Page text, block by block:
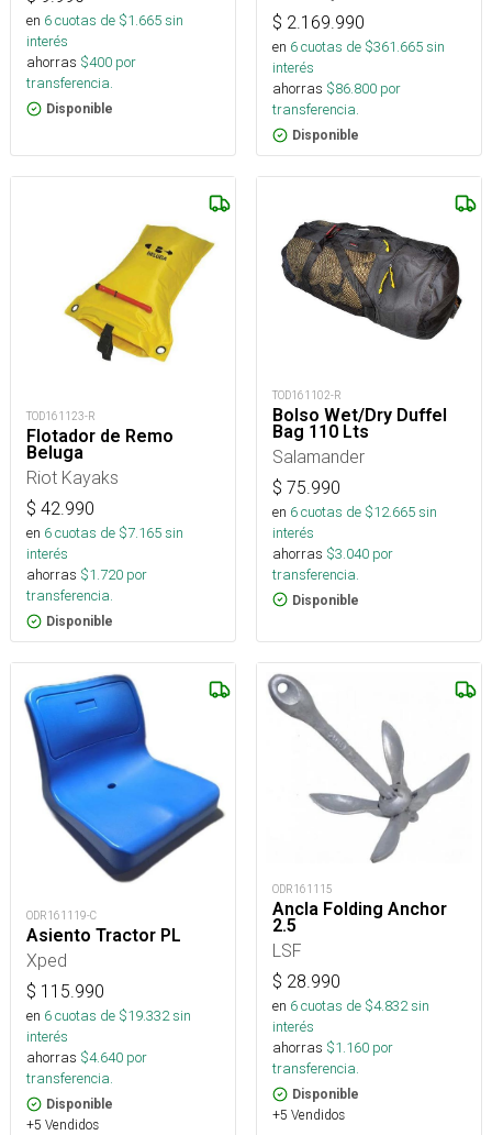
en 6cuotas de $1.665sin
interés
ahorras $400 por
transferencia.
Disponible
$ 2.169.990
en 6cuotas de $361.665sin
interés
ahorras $86.800 por
transferencia.
Disponible
TOD161123-R
Flotador de Remo
Beluga
Riot Kayaks
$ 42.990
en 6cuotas de $7.165sin
interés
ahorras $1.720 por
transferencia.
Disponible
TOD161102-R
Bolso Wet/Dry Duffel
Bag 110 Lts
Salamander
$ 75.990
en 6cuotas de $12.665sin
interés
ahorras $3.040 por
transferencia.
Disponible
ODR161119-C
Asiento Tractor PL
Xped
$ 115.990
en 6cuotas de $19.332sin
interés
ahorras $4.640 por
transferencia.
Disponible
+5 Vendidos
ODR161115
Ancla Folding Anchor
2.5
LSF
$ 28.990
en 6cuotas de $4.832sin
interés
ahorras $1.160 por
transferencia.
Disponible
+5 Vendidos